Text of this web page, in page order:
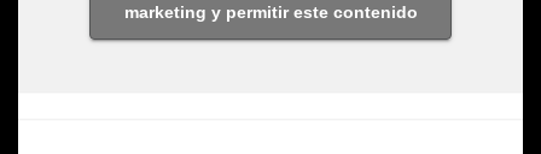
marketing y permitir este contenido